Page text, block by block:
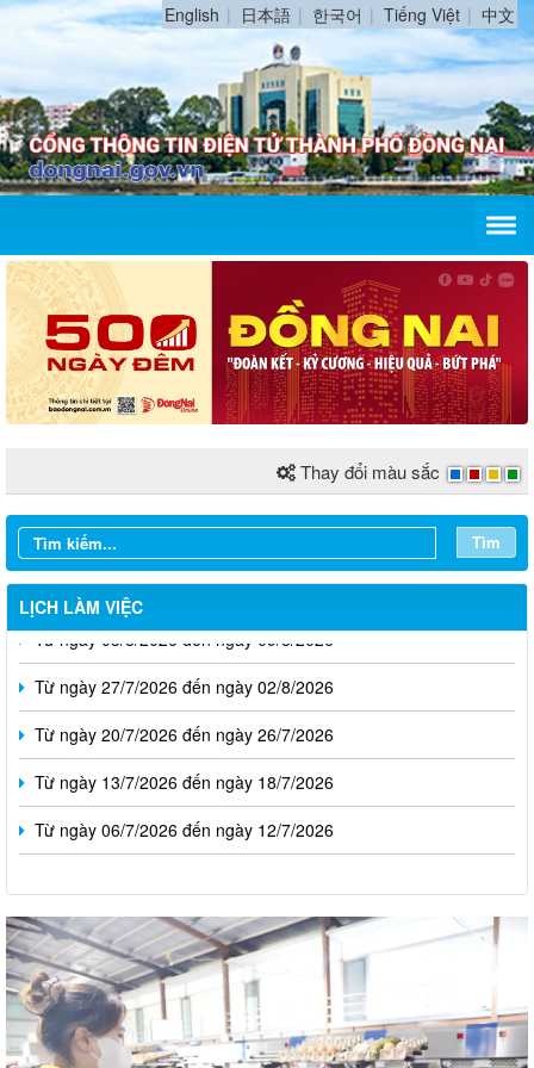
English 日本語 한국어 Tiếng Việt 中文
Thay đổi màu sắc
Tìm
LỊCH LÀM VIỆC
Từ ngày 03/8/2026 đến ngày 09/8/2026
Từ ngày 27/7/2026 đến ngày 02/8/2026
Từ ngày 20/7/2026 đến ngày 26/7/2026
Từ ngày 13/7/2026 đến ngày 18/7/2026
Từ ngày 06/7/2026 đến ngày 12/7/2026